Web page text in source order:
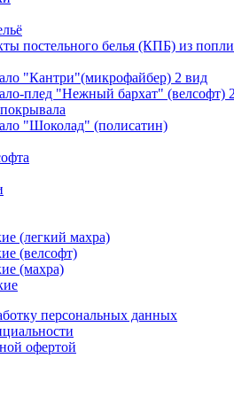
постельного белья (КПБ) из
"Кантри"(микрофайбер) 2 вид
плед "Нежный бархат" (велсофт)
"Шоколад" (полисатин)
(легкий махра)
(велсофт)
(махра)
персональных данных
офертой